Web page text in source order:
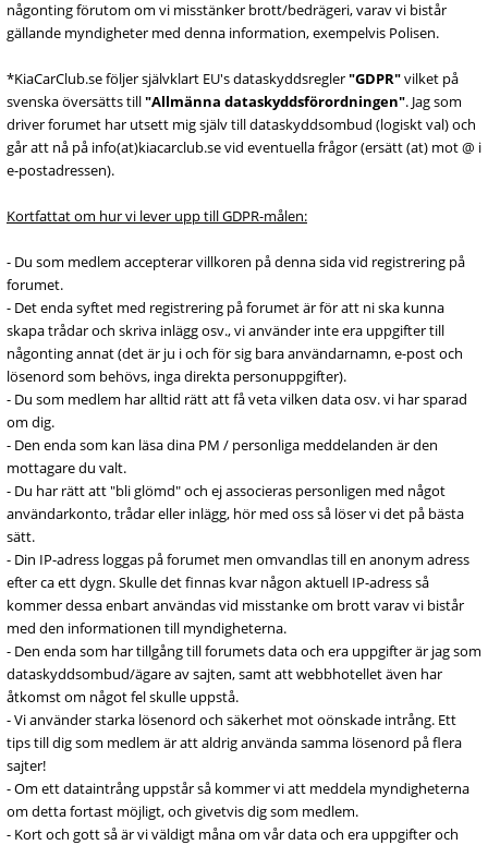
någonting förutom om vi misstänker brott/bedrägeri, varav vi bistår
gällande myndigheter med denna information, exempelvis Polisen.
*KiaCarClub.se följer självklart EU's dataskyddsregler"GDPR"vilket på
svenska översätts till"Allmänna dataskyddsförordningen". Jag som
driver forumet har utsett mig själv till dataskyddsombud (logiskt val) och
går att nå på info(at)kiacarclub.se vid eventuella frågor (ersätt (at) mot @ i
e-postadressen).
Kortfattat om hur vi lever upp till GDPR-målen:
- Du som medlem accepterar villkoren på denna sida vid registrering på
forumet.
- Det enda syftet med registrering på forumet är för att ni ska kunna
skapa trådar och skriva inlägg osv., vi använder inte era uppgifter till
någonting annat (det är ju i och för sig bara användarnamn, e-post och
lösenord som behövs, inga direkta personuppgifter).
- Du som medlem har alltid rätt att få veta vilken data osv. vi har sparad
om dig.
- Den enda som kan läsa dina PM / personliga meddelanden är den
mottagare du valt.
- Du har rätt att "bli glömd" och ej associeras personligen med något
användarkonto, trådar eller inlägg, hör med oss så löser vi det på bästa
sätt.
- Din IP-adress loggas på forumet men omvandlas till en anonym adress
efter ca ett dygn. Skulle det finnas kvar någon aktuell IP-adress så
kommer dessa enbart användas vid misstanke om brott varav vi bistår
med den informationen till myndigheterna.
- Den enda som har tillgång till forumets data och era uppgifter är jag som
dataskyddsombud/ägare av sajten, samt att webbhotellet även har
åtkomst om något fel skulle uppstå.
- Vi använder starka lösenord och säkerhet mot oönskade intrång. Ett
tips till dig som medlem är att aldrig använda samma lösenord på flera
sajter!
- Om ett dataintrång uppstår så kommer vi att meddela myndigheterna
om detta fortast möjligt, och givetvis dig som medlem.
- Kort och gott så är vi väldigt måna om vår data och era uppgifter och